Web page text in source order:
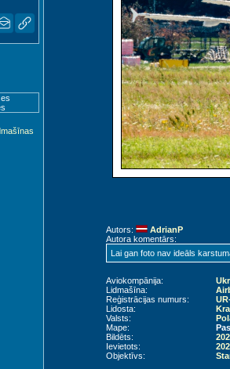
Autors:
AdrianP
Autora komentārs:
Lai gan foto nav ideāls
Aviokompānija:
Lidmašīna:
Reģistrācijas numurs:
Lidosta:
Valsts:
Mape:
Bildēts:
Ievietots:
Objektīvs: